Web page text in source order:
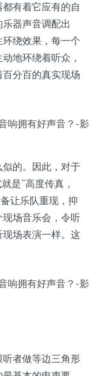
有着它应有的自
器声音调配出
绕效果，每一个
地环绕着听众，
分百的真实现场
的。因此，对于
是“高度传真，
让乐队重现，抑
场音乐会，令听
场表演一样。这
者做等边三角形